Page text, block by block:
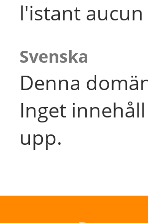
l'istant
Svenska
Denna
Inget
upp.